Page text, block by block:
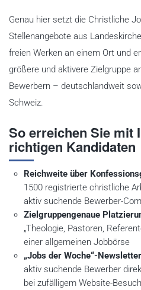
Genau hier setzt die Christliche
Stellenangebote aus
freien Werken an einem Ort und
größere und aktivere Zielgruppe
Bewerbern – deutschlandweit
Schweiz.
So erreichen Sie mit
richtigen Kandidaten
Reichweite über
1500 registrierte christliche
aktiv suchende Bewerber-
Zielgruppengenaue
„Theologie, Pastoren,
einer allgemeinen Jobbörse
„Jobs der Woche“-
aktiv suchende Bewerber
bei zufälligem Website-Besuch